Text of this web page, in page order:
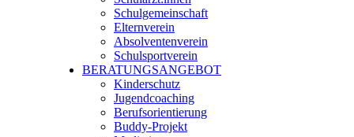
Schulgemeinschaft
Elternverein
Absolventenverein
Schulsportverein
BERATUNGSANGEBOT
Kinderschutz
Jugendcoaching
Berufsorientierung
Buddy-Projekt